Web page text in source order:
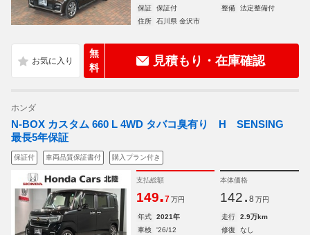
保証
保証付 整備
法定整備付
住所
石川県 金沢市
無
料
見積もり・在庫確認
ホンダ
N-BOX カスタム 660 L 4WD タバコ臭有り H SENSING
最長5年保証
保証付 車両品質保証書付 購入プラン付き
支払総額
149.7 万円
本体価格
142. 8 万円
年式 2021年 走行
2.9万km
車検
'26/12 修復
なし